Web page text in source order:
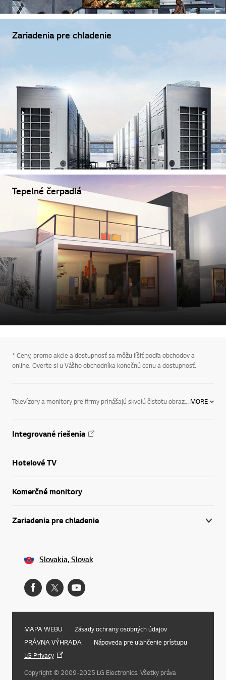
Zariadenia pre chladenie
Tepelné čerpadlá
* Ceny, promo akcie a dostupnosť sa môžu líšiť podľa obchodov a
online. Overte si u Vášho obchodníka konečnú cenu a dostupnosť.
Televízory a monitory pre firmy prinášajú skvelú čistotu obrazu v rozlíšení Full HD na dosiahnutie najvyššej kvality zobrazenia. Technológia Shine-Out – zabezpečuje odrážanie svetla na dosiahnutie čo najlepšej viditeľnosti obrazu a pri osvetlení priamym slnečným svetlom či umelým osvetlením prináša zreteľnejší obraz než bežné prijímače; televízory pre firmy vybavené touto technológiou sa dokonale hodia na prezentáciu vo výkladoch a na výstavách.Odovzdávanie informácií, navigácia, prezentácia práce vašej spoločnosti alebo len vytvorenie tej správnej atmosféry veľkoformátové komerčné monitory LG vám umožnia komunikovať s vašimi zákazníkmi, klientmi a kolegami vizuálne zaujímavým, atraktívnym spôsobom.Naše riešenia pre firmy v kategorii Biznis môžete doplniť veľkým množstvom digitálnych zariadení, špeciálne navrhnutých pre potreby maloobchodných predajní, škôl, poskytovateľov zdravotnej starostlivosti, finančných inštitúcií, reštaurácií, dopravných spoločností a verejných priestorov. MORE
Integrované riešenia
Hotelové TV
Komerčné monitory
Zariadenia pre chladenie
Slovakia, Slovak
MAPA WEBU
Zásady ochrany osobných údajov
PRÁVNA VÝHRADA
Nápoveda pre uľahčenie prístupu
LG Privacy
Copyright © 2009-2025 LG Electronics. Všetky práva